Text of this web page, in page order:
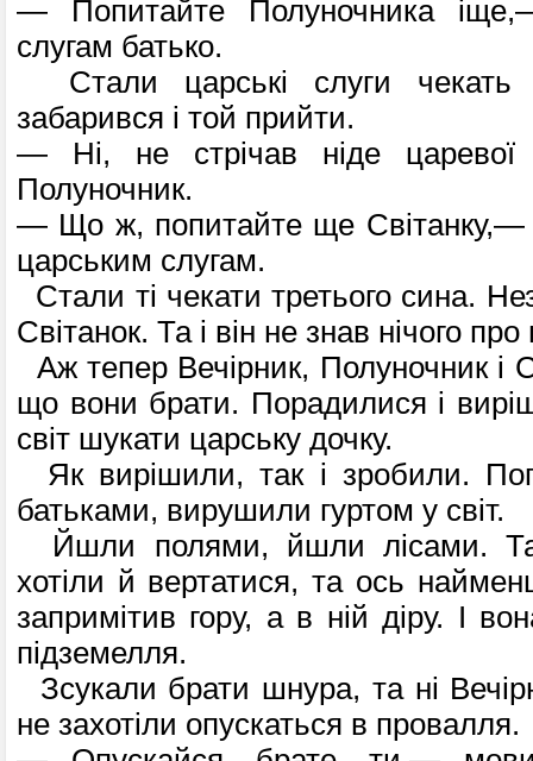
— Попитайте Полуночника
слугам батько.
Стали царські слуги чекать
забарився і той прийти.
— Ні, не стрічав ніде царевої
Полуночник.
— Що ж, попитайте ще Світанку,—
царським слугам.
Стали ті чекати третього сина.
Світанок. Та і він не знав нічого
Аж тепер Вечірник, Полуночник і
що вони брати. Порадилися і
світ шукати царську дочку.
Як вирішили, так і зробили.
батьками, вирушили гуртом у світ.
Йшли полями, йшли лісами.
хотіли й вертатися, та ось
запримітив гору, а в ній діру. І
підземелля.
Зсукали брати шнура, та ні
не захотіли опускаться в провалля.